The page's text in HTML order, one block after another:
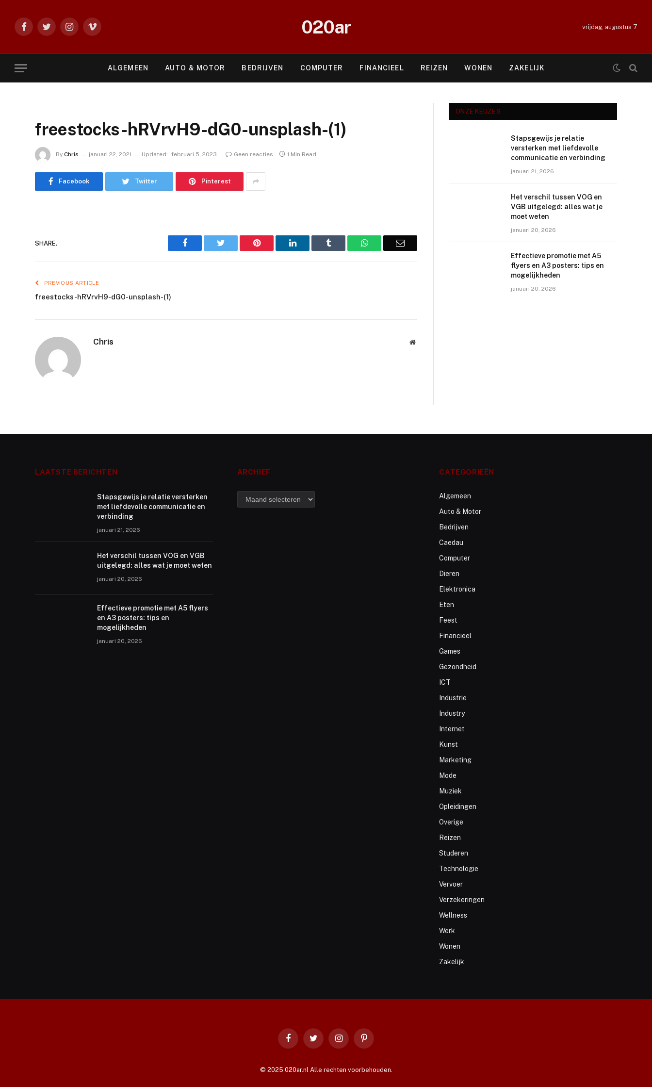
FacebookTwitterInstagram
Vimeo 020ar vrijdag, augustus 7
ALGEMEEN AUTO & MOTOR BEDRIJVEN COMPUTER FINANCIEEL REIZEN WONEN ZAKELIJK
freestocks-hRVrvH9-dG0-unsplash-(1)
By Chris januari 22, 2021 Updated: februari 5, 2023 Geen reacties 1 Min Read
Facebook Twitter Pinterest
SHARE. Facebook Twitter Pinterest LinkedIn Tumblr WhatsAppEmail
PREVIOUS ARTICLE
freestocks-hRVrvH9-dG0-unsplash-(1)
Chris Website
ONZE KEUZES
Stapsgewijs je relatie
versterken met liefdevolle
communicatie en verbinding
januari 21, 2026
Het verschil tussen VOG en
VGB uitgelegd: alles wat je
moet weten
januari 20, 2026
Effectieve promotie met A5
flyers en A3 posters: tips en
mogelijkheden
januari 20, 2026
LAATSTE BERICHTEN
Stapsgewijs je relatie versterken
met liefdevolle communicatie en
verbinding
januari 21, 2026
Het verschil tussen VOG en VGB
uitgelegd: alles wat je moet weten
januari 20, 2026
Effectieve promotie met A5 flyers
en A3 posters: tips en
mogelijkheden
januari 20, 2026
ARCHIEF
archief
CATEGORIEËN
Algemeen
Auto & Motor
Bedrijven
Caedau
Computer
Dieren
Elektronica
Eten
Feest
Financieel
Games
Gezondheid
ICT
Industrie
Industry
Internet
Kunst
Marketing
Mode
Muziek
Opleidingen
Overige
Reizen
Studeren
Technologie
Vervoer
Verzekeringen
Wellness
Werk
Wonen
Zakelijk
FacebookTwitter InstagramPinterest
© 2025 020ar.nl Alle rechten voorbehouden.